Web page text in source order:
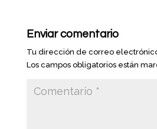
Enviar comentario
Tu dirección de correo
Los campos obligatorios están